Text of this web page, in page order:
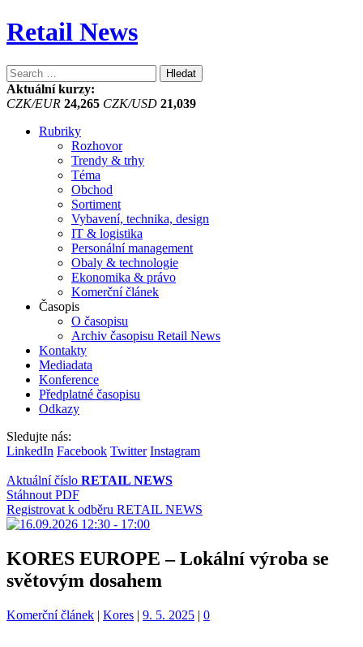
Retail News
Vyhledávání
Aktuální kurzy:
CZK/EUR 24,265 CZK/USD 21,039
Rubriky
Rozhovor
Trendy & trhy
Téma
Obchod
Sortiment
Vybavení, technika, design
IT & logistika
Personální management
Obaly & technologie
Ekonomika & právo
Komerční článek
Časopis
O časopisu
Archiv časopisu Retail News
Kontakty
Mediadata
Konference
Předplatné časopisu
Odkazy
Sledujte nás:
LinkedIn Facebook Twitter Instagram
Aktuální číslo RETAIL NEWS
Stáhnout PDF
Registrovat k odběru RETAIL NEWS
KORES EUROPE – Lokální výroba se
světovým dosahem
Kategorie:
Komerční článek | Štítky:
Kores | 9. 5. 2025 | 0